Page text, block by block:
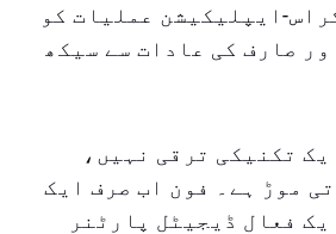
ایپلیکیشن عملیات کو
صارف کی عادات سے سیکھ
تکنیکی ترقی نہیں،
موڑ ہے۔ فون اب صرف ایک
فعال ڈیجیٹل پارٹنر